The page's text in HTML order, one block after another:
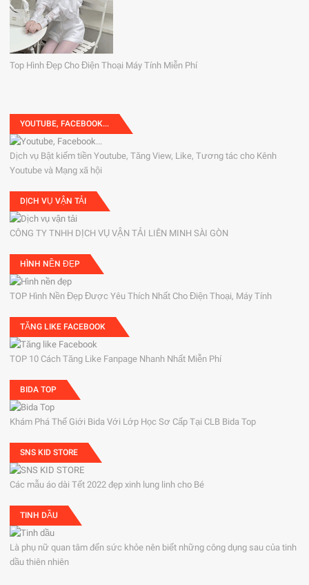
Top Hình Đẹp Cho Điện Thoại Máy Tính Miễn Phí
YOUTUBE, FACEBOOK...
Dịch vụ Bật kiếm tiền Youtube, Tăng View, Like, Tương tác cho Kênh
Youtube và Mạng xã hội
DỊCH VỤ VẬN TẢI
CÔNG TY TNHH DỊCH VỤ VẬN TẢI LIÊN MINH SÀI GÒN
HÌNH NỀN ĐẸP
TOP Hình Nền Đẹp Được Yêu Thích Nhất Cho Điện Thoại, Máy Tính
TĂNG LIKE FACEBOOK
TOP 10 Cách Tăng Like Fanpage Nhanh Nhất Miễn Phí
BIDA TOP
Khám Phá Thế Giới Bida Với Lớp Học Sơ Cấp Tại CLB Bida Top
SNS KID STORE
Các mẫu áo dài Tết 2022 đẹp xinh lung linh cho Bé
TINH DẦU
Là phụ nữ quan tâm đến sức khỏe nên biết những công dụng sau của tinh
dầu thiên nhiên